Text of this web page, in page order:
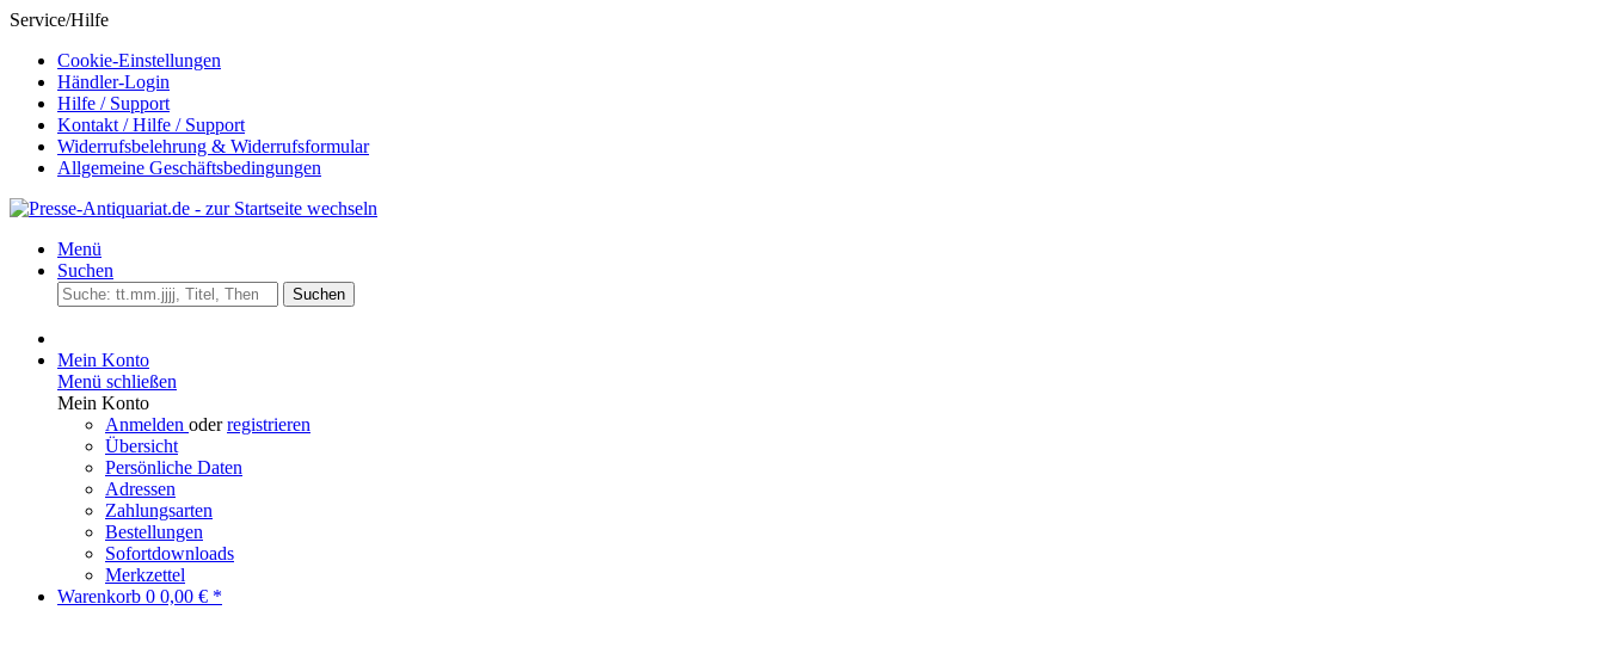
Service/Hilfe
Cookie-Einstellungen
Händler-Login
Hilfe / Support
Kontakt / Hilfe / Support
Widerrufsbelehrung & Widerrufsformular
Allgemeine Geschäftsbedingungen
Menü
Suchen
Suchen
Mein Konto
Menü schließen
Mein Konto
Anmelden oderregistrieren
Übersicht
Persönliche Daten
Adressen
Zahlungsarten
Bestellungen
Sofortdownloads
Merkzettel
Warenkorb 0 0,00 € *